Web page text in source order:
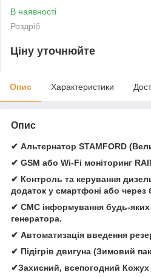
В наявності
Роздріб
Ціну уточнюйте
Опис Характеристики
Опис
✔ Альтернатор STAMFORD
✔ GSM або Wi-Fi моніторинг
✔ Контроль та керування
додаток у смартфоні або через
✔ СМС інформування будь-яких
генератора.
✔ Автоматизація введення
✔ Підігрів двигуна (Зимовий
✔Захисний, всепогодний Кожух